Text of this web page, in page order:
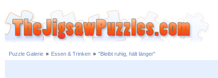
Puzzle Galerie » Essen & Trinken » "Bleibt ruhig, hält länger"